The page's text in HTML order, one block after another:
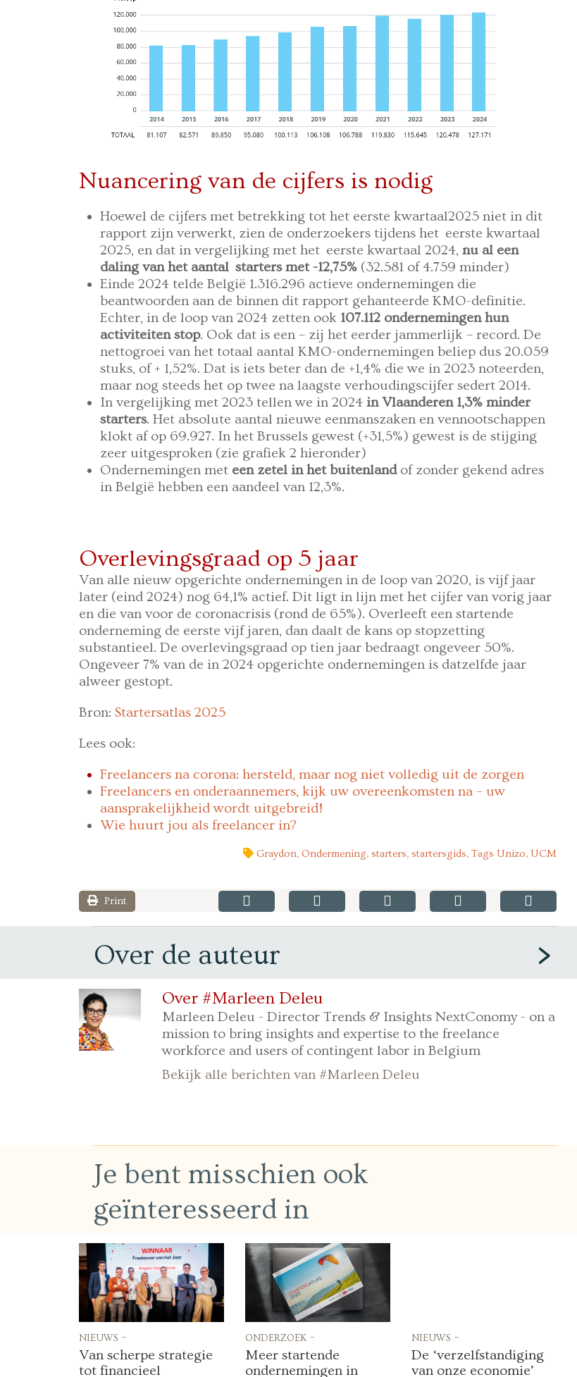
Nuancering van de cijfers is nodig
Hoewel de cijfers met betrekking tot het eerste kwartaal2025 niet in dit
rapport zijn verwerkt, zien de onderzoekers tijdens het eerste kwartaal
2025, en dat in vergelijking met het eerste kwartaal 2024, nu al een
daling van het aantal starters met -12,75% (32.581 of 4.759 minder)
Einde 2024 telde België 1.316.296 actieve ondernemingen die
beantwoorden aan de binnen dit rapport gehanteerde KMO-definitie.
Echter, in de loop van 2024 zetten ook 107.112 ondernemingen hun
activiteiten stop. Ook dat is een – zij het eerder jammerlijk – record. De
nettogroei van het totaal aantal KMO-ondernemingen beliep dus 20.059
stuks, of + 1,52%. Dat is iets beter dan de +1,4% die we in 2023 noteerden,
maar nog steeds het op twee na laagste verhoudingscijfer sedert 2014.
In vergelijking met 2023 tellen we in 2024 in Vlaanderen 1,3% minder
starters. Het absolute aantal nieuwe eenmanszaken en vennootschappen
klokt af op 69.927. In het Brussels gewest (+31,5%) gewest is de stijging
zeer uitgesproken (zie grafiek 2 hieronder)
Ondernemingen met een zetel in het buitenlandof zonder gekend adres
in België hebben een aandeel van 12,3%.
Overlevingsgraad op 5 jaar
Van alle nieuw opgerichte ondernemingen in de loop van 2020, is vijf jaar
later (eind 2024) nog 64,1% actief. Dit ligt in lijn met het cijfer van vorig jaar
en die van voor de coronacrisis (rond de 65%). Overleeft een startende
onderneming de eerste vijf jaren, dan daalt de kans op stopzetting
substantieel. De overlevingsgraad op tien jaar bedraagt ongeveer 50%.
Ongeveer 7% van de in 2024 opgerichte ondernemingen is datzelfde jaar
alweer gestopt.
Bron: Startersatlas 2025
Lees ook:
Freelancers na corona: hersteld, maar nog niet volledig uit de zorgen
Freelancers en onderaannemers, kijk uw overeenkomsten na – uw
aansprakelijkheid wordt uitgebreid!
Wie huurt jou als freelancer in?
Graydon,Ondermening,starters,startersgids,Tags Unizo,UCM
Print
Over de auteur
Over #Marleen Deleu
Marleen Deleu - Director Trends & Insights NextConomy - on a
mission to bring insights and expertise to the freelance
workforce and users of contingent labor in Belgium
Bekijk alle berichten van #Marleen Deleu
Je bent misschien ook
geïnteresseerd in
nieuws -
Van scherpe strategie
tot financieel
onderzoek -
Meer startende
ondernemingen in
nieuws -
De ‘verzelfstandiging
van onze economie’